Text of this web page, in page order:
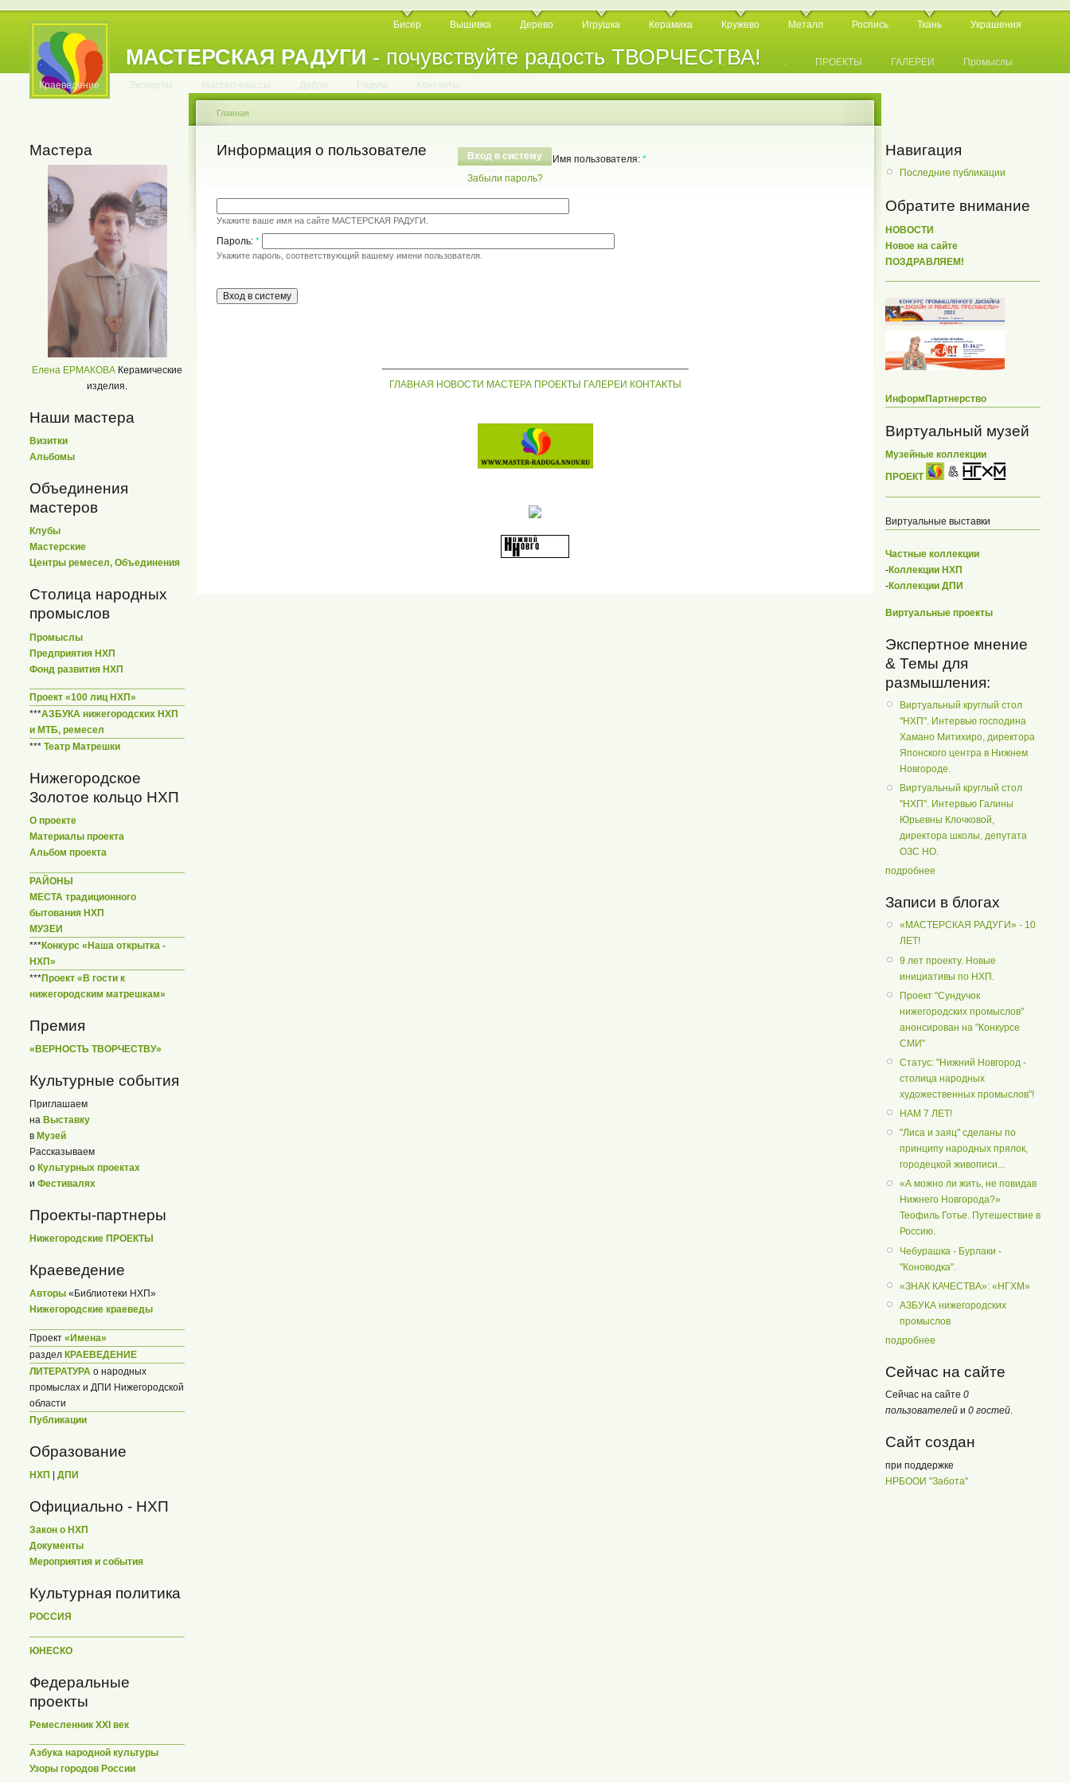
МАСТЕРСКАЯ РАДУГИ - почувствуйте радость ТВОРЧЕСТВА!
Бисер Вышивка Дерево Игрушка Керамика Кружево Металл Роспись Ткань Украшения
. . . . . . . . . . . . . . . . . . . . . . . . . ПРОЕКТЫ ГАЛЕРЕИ Промыслы
Краеведение Эксперты Мастер-классы Добро Радуга Контакты
Мастера
Елена ЕРМАКОВА Керамические
изделия.
Наши мастера
Визитки
Альбомы
Объединения
мастеров
Клубы
Мастерские
Центры ремесел, Объединения
Столица народных
промыслов
Промыслы
Предприятия НХП
Фонд развития НХП
Проект «100 лиц НХП»
***АЗБУКА нижегородских НХП
и МТБ, ремесел
*** Театр Матрешки
Нижегородское
Золотое кольцо НХП
О проекте
Материалы проекта
Альбом проекта
РАЙОНЫ
МЕСТА традиционного
бытования НХП
МУЗЕИ
***Конкурс «Наша открытка -
НХП»
***Проект «В гости к
нижегородским матрешкам»
Премия
«ВЕРНОСТЬ ТВОРЧЕСТВУ»
Культурные события
Приглашаем
на Выставку
в Музей
Рассказываем
о Культурных проектах
и Фестивалях
Проекты-партнеры
Нижегородские ПРОЕКТЫ
Краеведение
Авторы «Библиотеки НХП»
Нижегородские краеведы
Проект «Имена»
раздел КРАЕВЕДЕНИЕ
ЛИТЕРАТУРА о народных
промыслах и ДПИ Нижегородской
области
Публикации
Образование
НХП ДПИ
Официально - НХП
Закон о НХП
Документы
Мероприятия и события
Культурная политика
РОССИЯ
ЮНЕСКО
Федеральные
проекты
Ремесленник XXI век
Азбука народной культуры
Узоры городов России
Главная
Информация о пользователе
Вход в систему
Забыли пароль?
Имя пользователя:*
Укажите ваше имя на сайте МАСТЕРСКАЯ РАДУГИ.
Пароль: *
Укажите пароль, соответствующий вашему имени пользователя.
ГЛАВНАЯ НОВОСТИ МАСТЕРА ПРОЕКТЫ ГАЛЕРЕИ КОНТАКТЫ
Навигация
Последние публикации
Обратите внимание
НОВОСТИ
Новое на сайте
ПОЗДРАВЛЯЕМ!
ИнформПартнерство
Виртуальный музей
Музейные коллекции
ПРОЕКТ
Виртуальные выставки
Частные коллекции
-Коллекции НХП
-Коллекции ДПИ
Виртуальные проекты
Экспертное мнение
& Темы для
размышления:
Виртуальный круглый стол
"НХП". Интервью господина
Хамано Митихиро, директора
Японского центра в Нижнем
Новгороде.
Виртуальный круглый стол
"НХП". Интервью Галины
Юрьевны Клочковой,
директора школы, депутата
ОЗС НО.
подробнее
Записи в блогах
«МАСТЕРСКАЯ РАДУГИ» - 10
ЛЕТ!
9 лет проекту. Новые
инициативы по НХП.
Проект "Сундучок
нижегородских промыслов"
анонсирован на "Конкурсе
СМИ"
Статус: "Нижний Новгород -
столица народных
художественных промыслов"!
НАМ 7 ЛЕТ!
"Лиса и заяц" сделаны по
принципу народных прялок,
городецкой живописи...
«А можно ли жить, не повидав
Нижнего Новгорода?»
Теофиль Готье. Путешествие в
Россию.
Чебурашка - Бурлаки -
"Коноводка".
«ЗНАК КАЧЕСТВА»: «НГХМ»
АЗБУКА нижегородских
промыслов
подробнее
Сейчас на сайте
Сейчас на сайте 0
пользователей и 0 гостей.
Сайт создан
при поддержке
НРБООИ "Забота"